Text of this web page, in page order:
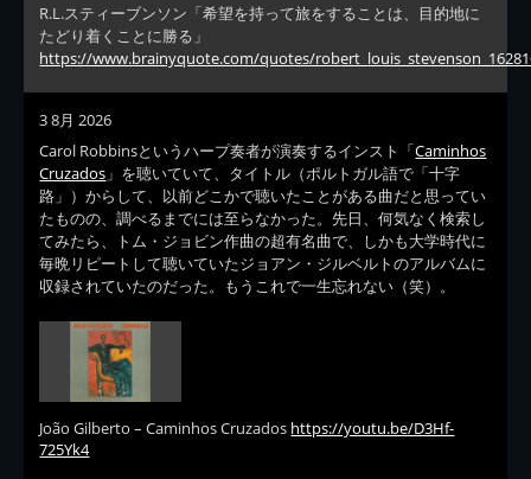
R.L.スティーブンソン「希望を持って旅をすることは、目的地に
たどり着くことに勝る」
https://www.brainyquote.com/quotes/
3 8月 2026
Carol Robbinsというハープ奏者が演奏するインスト「Caminhos
Cruzados 」を聴いていて、タイトル（ポルトガル語で「十字
路」）からして、以前どこかで聴いたことがある曲だと思ってい
たものの、調べるまでには至らなかった。先日、何気なく検索し
てみたら、トム・ジョビン作曲の超有名曲で、しかも大学時代に
毎晩リピートして聴いていたジョアン・ジルベルトのアルバムに
収録されていたのだった。もうこれで一生忘れない（笑）。
João Gilberto – Caminhos Cruzados https://youtu.be/D3Hf-
725Yk4